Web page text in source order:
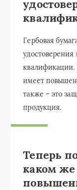
Гербовая
квалификации.
имеет
также – это
продукция.
Теперь
каком